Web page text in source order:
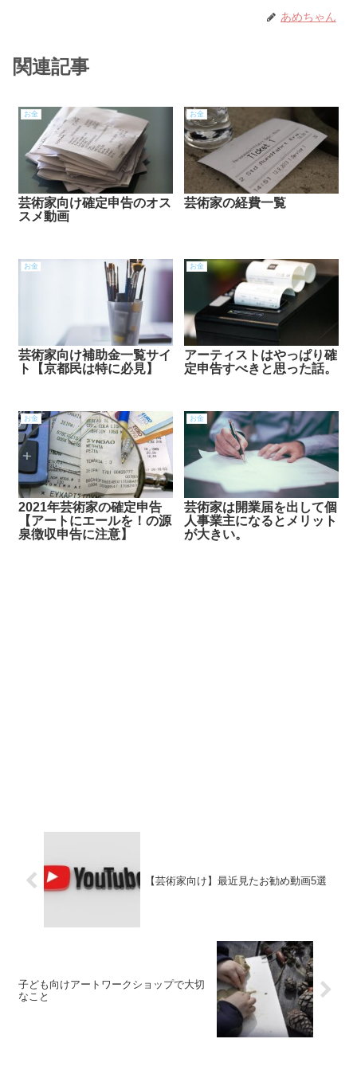
あめちゃん
関連記事
お金
芸術家向け確定申告のオス
スメ動画
お金
芸術家の経費一覧
お金
芸術家向け補助金一覧サイ
ト【京都民は特に必見】
お金
アーティストはやっぱり確
定申告すべきと思った話。
お金
2021年芸術家の確定申告
【アートにエールを！の源
泉徴収申告に注意】
お金
芸術家は開業届を出して個
人事業主になるとメリット
が大きい。
【芸術家向け】最近見たお勧め動画5選
子ども向けアートワークショップで大切
なこと